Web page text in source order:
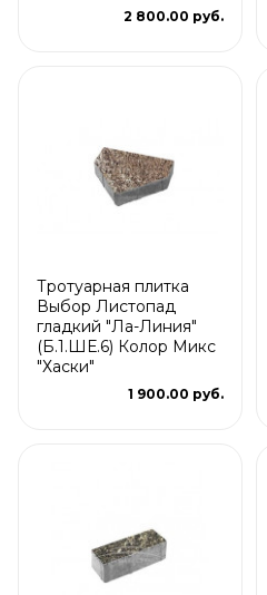
2 800.00 руб.
Тротуарная плитка
Выбор Листопад
гладкий "Ла-Линия"
(Б.1.ШЕ.6) Колор Микс
"Хаски"
1 900.00 руб.